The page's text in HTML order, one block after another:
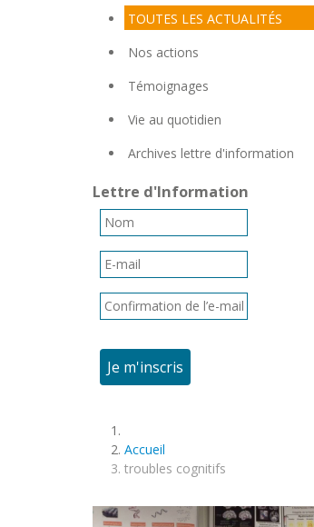
TOUTES LES ACTUALITÉS
Nos actions
Témoignages
Vie au quotidien
Archives lettre d'information
Lettre d'Information
Je m'inscris
Accueil
troubles cognitifs